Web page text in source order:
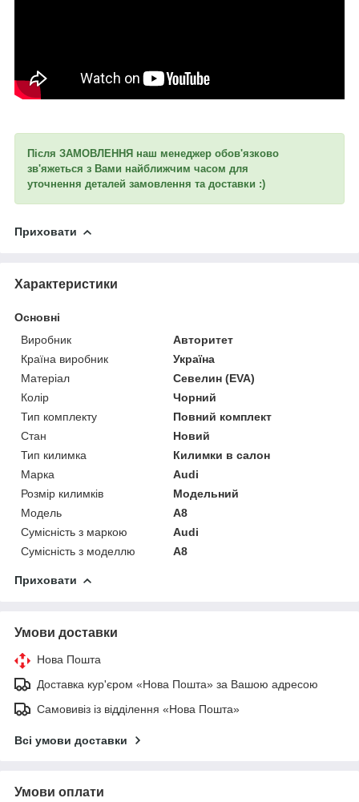
Після ЗАМОВЛЕННЯ наш менеджер обов'язково
зв'яжеться з Вами найближчим часом для
уточнення деталей замовлення та доставки :)
Приховати
Характеристики
Основні
Виробник
Авторитет
Країна виробник
Україна
Матеріал
Севелин (EVA)
Колір
Чорний
Тип комплекту
Повний комплект
Стан
Новий
Тип килимка
Килимки в салон
Марка
Audi
Розмір килимків
Модельний
Модель
A8
Сумісність з маркою
Audi
Сумісність з моделлю
A8
Приховати
Умови доставки
Нова Пошта
Доставка кур'єром «Нова Пошта» за Вашою адресою
Самовивіз із відділення «Нова Пошта»
Всі умови доставки
Умови оплати